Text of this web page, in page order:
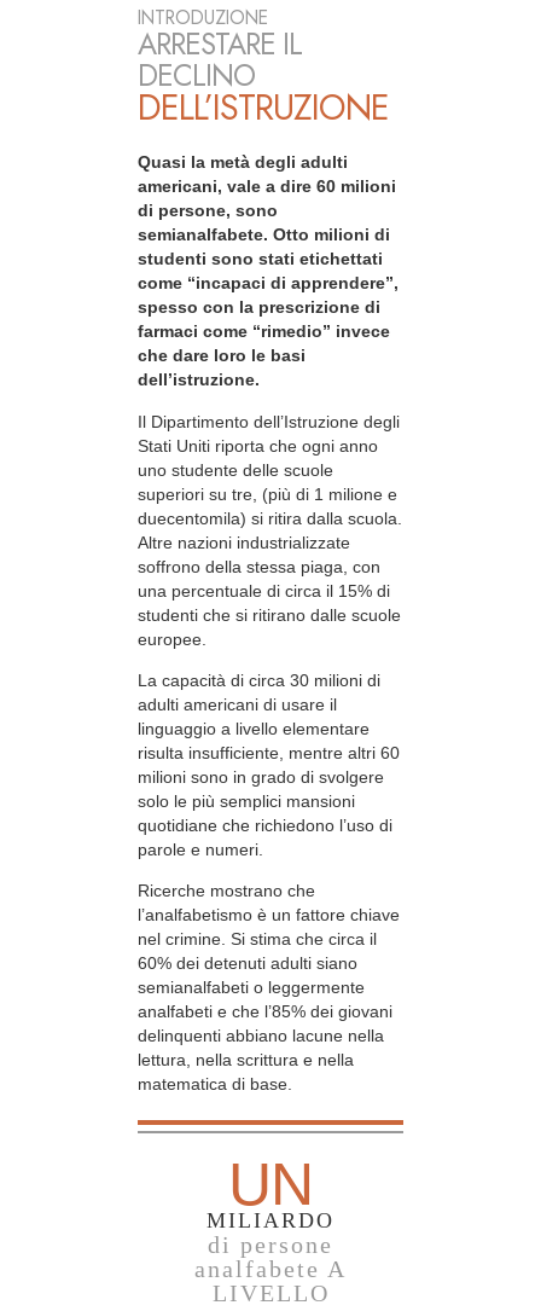
INTRODUZIONE
ARRESTARE IL
DECLINO
DELL’ISTRUZIONE
Quasi la metà degli adulti
americani, vale a dire 60 milioni
di persone, sono
semianalfabete. Otto milioni di
studenti sono stati etichettati
come “incapaci di apprendere”,
spesso con la prescrizione di
farmaci come “rimedio” invece
che dare loro le basi
dell’istruzione.
Il Dipartimento dell’Istruzione degli
Stati Uniti riporta che ogni anno
uno studente delle scuole
superiori su tre, (più di 1 milione e
duecentomila) si ritira dalla scuola.
Altre nazioni industrializzate
soffrono della stessa piaga, con
una percentuale di circa il 15% di
studenti che si ritirano dalle scuole
europee.
La capacità di circa 30 milioni di
adulti americani di usare il
linguaggio a livello elementare
risulta insufficiente, mentre altri 60
milioni sono in grado di svolgere
solo le più semplici mansioni
quotidiane che richiedono l’uso di
parole e numeri.
Ricerche mostrano che
l’analfabetismo è un fattore chiave
nel crimine. Si stima che circa il
60% dei detenuti adulti siano
semianalfabeti o leggermente
analfabeti e che l’85% dei giovani
delinquenti abbiano lacune nella
lettura, nella scrittura e nella
matematica di base.
UN
MILIARDO
di persone
analfabete A
LIVELLO